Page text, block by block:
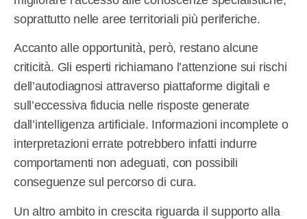
soprattutto nelle aree territoriali più periferiche.
Accanto alle opportunità, però, restano alcune
criticità. Gli esperti richiamano l’attenzione sui rischi
dell’autodiagnosi attraverso piattaforme digitali e
sull’eccessiva fiducia nelle risposte generate
dall’intelligenza artificiale. Informazioni incomplete o
interpretazioni errate potrebbero infatti indurre
comportamenti non adeguati, con possibili
conseguenze sul percorso di cura.
Un altro ambito in crescita riguarda il supporto alla